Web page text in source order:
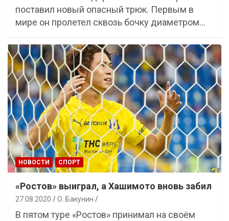
поставил новый опасный трюк. Первым в
мире он пролетел сквозь бочку диаметром…
НОВОСТИ СПОРТ
«Ростов» выиграл, а Хашимото вновь забил
27.08.2020 О. Бакунин
В пятом туре «Ростов» принимал на своём